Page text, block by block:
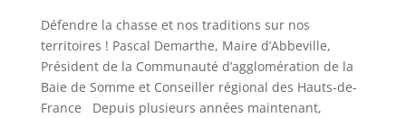
Défendre la chasse et nos traditions sur nos
territoires ! Pascal Demarthe, Maire d’Abbeville,
Président de la Communauté d’agglomération de la
Baie de Somme et Conseiller régional des Hauts-de-
France Depuis plusieurs années maintenant,